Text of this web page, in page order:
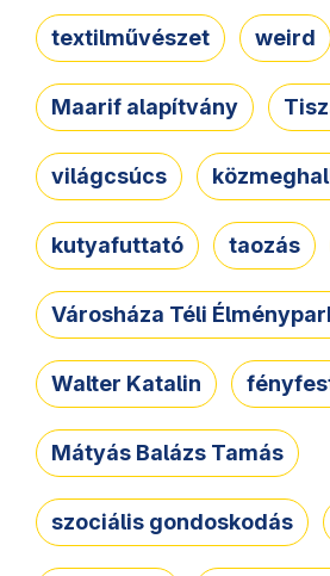
textilművészet weird
Maarif alapítvány
világcsúcs
kutyafuttató taozás
Városháza Téli
Walter Katalin
Mátyás Balázs Tamás
szociális gondoskodás